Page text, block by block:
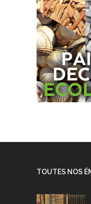
TOUTES NOS